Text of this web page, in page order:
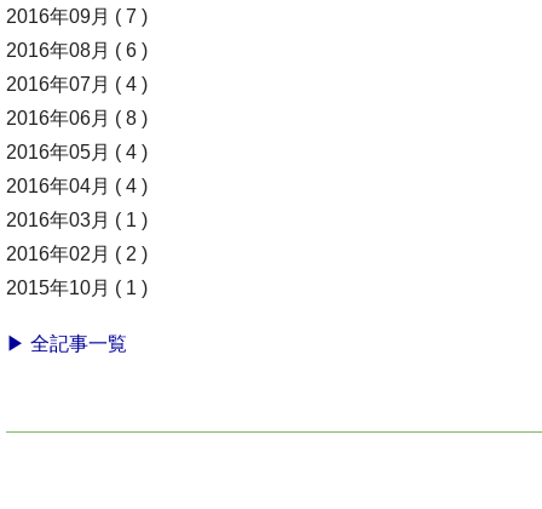
2016年09月 ( 7 )
2016年08月 ( 6 )
2016年07月 ( 4 )
2016年06月 ( 8 )
2016年05月 ( 4 )
2016年04月 ( 4 )
2016年03月 ( 1 )
2016年02月 ( 2 )
2015年10月 ( 1 )
▶ 全記事一覧